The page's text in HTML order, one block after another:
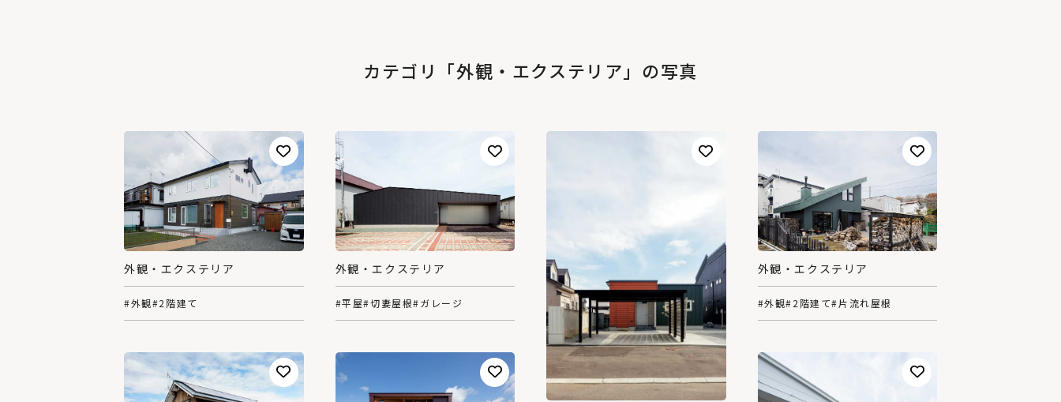
カテゴリ「外観・エクステリア」の写真
外観・エクステリア
#外観#2階建て
外観・エクステリア
#平屋#切妻屋根#ガレージ
外観・エクステリア
#外観#2階建て#片流れ屋根